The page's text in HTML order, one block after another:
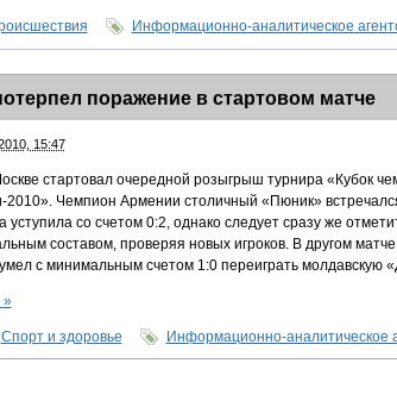
Информационно-аналитическое
поражение в стартовом матче
15:47
стартовал очередной розыгрыш турнира «Кубок
Чемпион Армении столичный «Пюник»
со счетом 0:2, однако следует сразу же
составом, проверяя новых игроков. В другом
с минимальным счетом 1:0 переиграть молдавскую
»
Спорт и здоровье Информационно-аналитическое